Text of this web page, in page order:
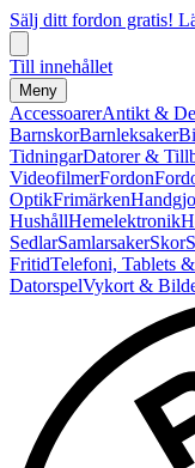
Sälj ditt fordon gratis!
Till innehållet
Meny
AccessoarerAntikt &
BarnskorBarnleksaker
TidningarDatorer &
VideofilmerFordon
OptikFrimärken
HushållHemelektronik
SedlarSamlarsakerSkor
FritidTelefoni, Tablets
DatorspelVykort &